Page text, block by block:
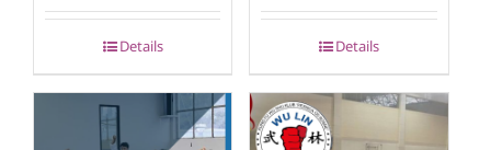
Details Details